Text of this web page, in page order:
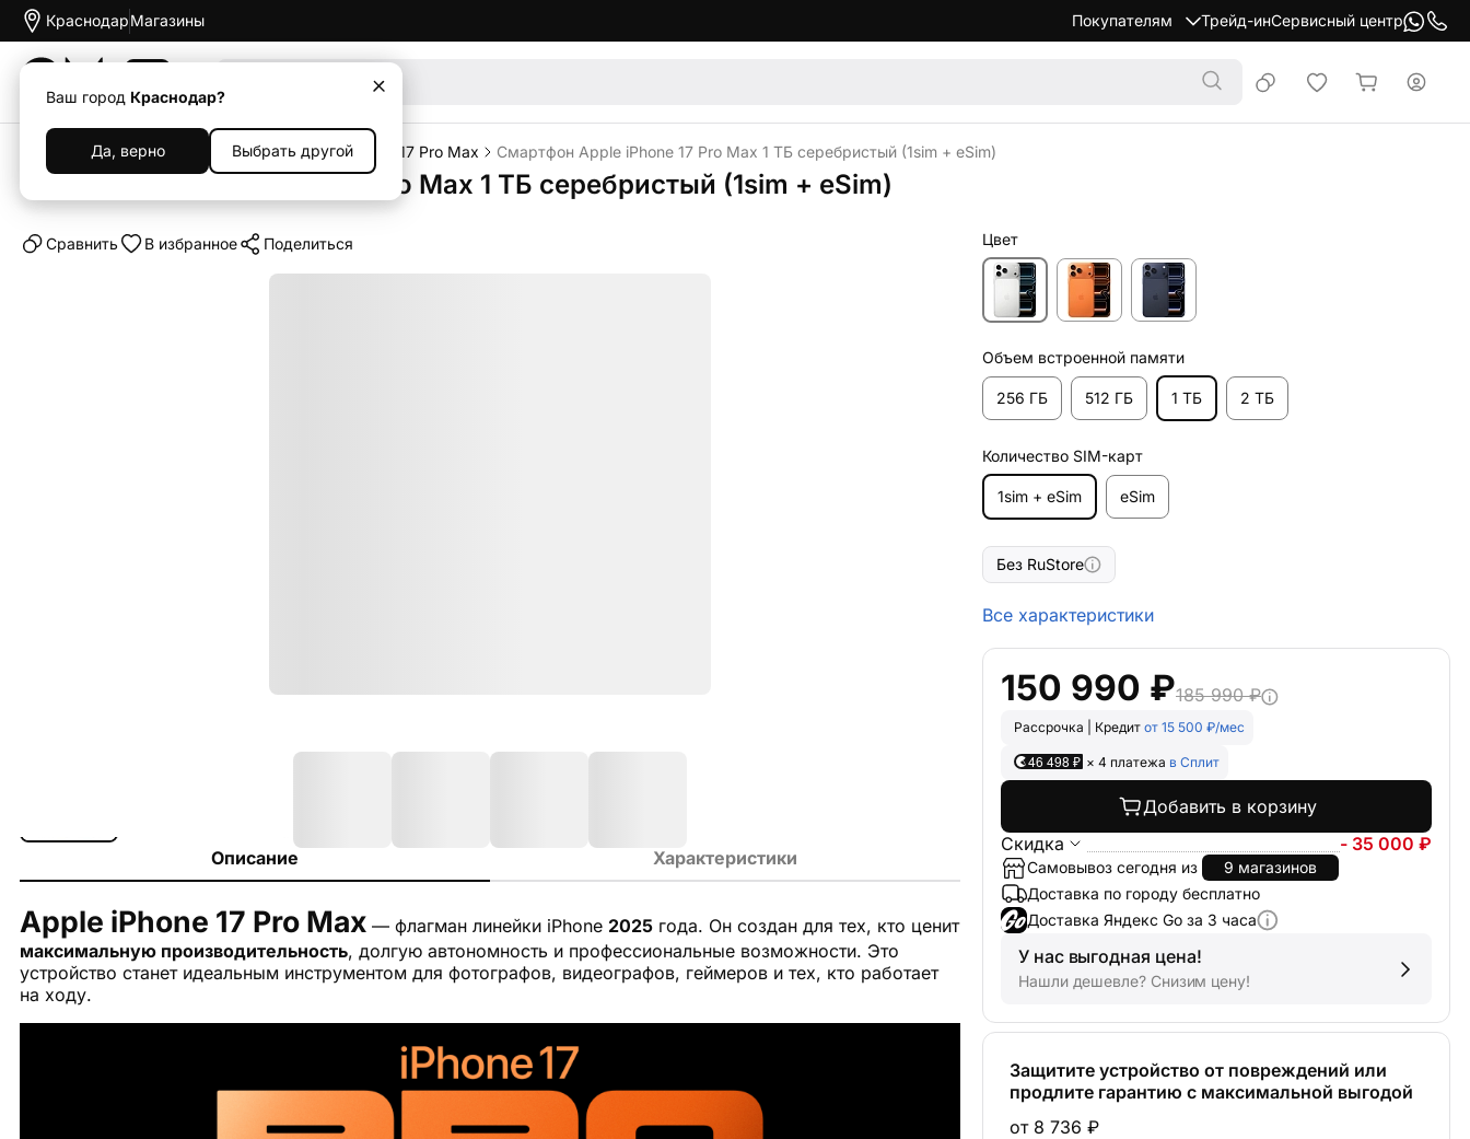
Краснодар
Ваш город Краснодар?
Да, верно Выбрать другой
Магазины Покупателям Трейд-инСервисный центр
Каталог Смартфоны iPhone iPhone 17 Pro Max Смартфон Apple iPhone 17 Pro Max 1 ТБ серебристый (1sim + eSim)
Смартфон Apple iPhone 17 Pro Max 1 ТБ серебристый (1sim + eSim)
Cравнить В избранное Поделиться
Описание Характеристики
Apple iPhone 17 Pro Max — флагман линейки iPhone 2025 года. Он создан для тех, кто ценит
максимальную производительность, долгую автономность и профессиональные возможности. Это
устройство станет идеальным инструментом для фотографов, видеографов, геймеров и тех, кто работает
на ходу.
Цвет
Объем встроенной памяти
256 ГБ 512 ГБ 1 ТБ 2 ТБ
Количество SIM-карт
1sim + eSim eSim
Без RuStore
Все характеристики
150 990 ₽185 990 ₽
Рассрочка | Кредит от 15 500 ₽/мес
46 498 ₽ × 4 платежа в Сплит
Добавить в корзину
Скидка
- 35 000 ₽
Самовывоз сегодня из
9 магазинов
Доставка по городу бесплатно
Доставка Яндекс Go за 3 часа
У нас выгодная цена!
Нашли дешевле? Снизим цену!
Защитите устройство от повреждений или
продлите гарантию с максимальной выгодой
от 8 736 ₽